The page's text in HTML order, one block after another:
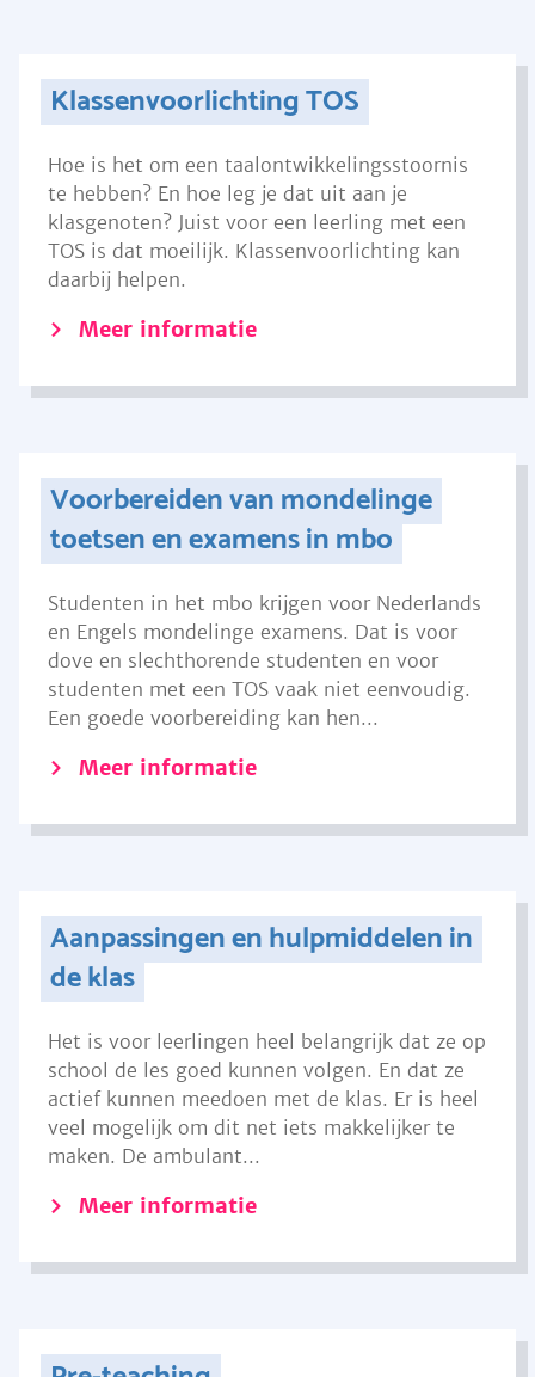
Klassenvoorlichting TOS
Hoe is het om een taalontwikkelingsstoornis
te hebben? En hoe leg je dat uit aan je
klasgenoten? Juist voor een leerling met een
TOS is dat moeilijk. Klassenvoorlichting kan
daarbij helpen.
Meer informatie
Voorbereiden van mondelinge
toetsen en examens in mbo
Studenten in het mbo krijgen voor Nederlands
en Engels mondelinge examens. Dat is voor
dove en slechthorende studenten en voor
studenten met een TOS vaak niet eenvoudig.
Een goede voorbereiding kan hen...
Meer informatie
Aanpassingen en hulpmiddelen in
de klas
Het is voor leerlingen heel belangrijk dat ze op
school de les goed kunnen volgen. En dat ze
actief kunnen meedoen met de klas. Er is heel
veel mogelijk om dit net iets makkelijker te
maken. De ambulant...
Meer informatie